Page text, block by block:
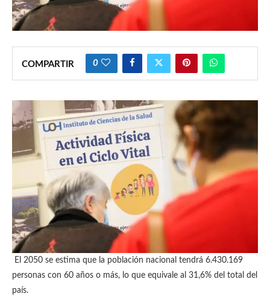
COMPARTIR 0
El 2050 se estima que la población nacional tendrá 6.430.169
personas con 60 años o más, lo que equivale al 31,6% del total del
país.